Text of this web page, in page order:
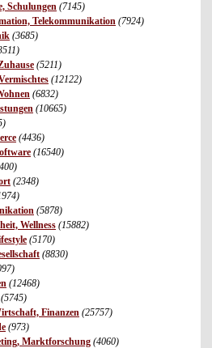
Schulungen (7145)
Telekommunikation (7924)
(3685)
(5211)
(12122)
(6832)
(10665)
(4436)
(16540)
(2348)
(5878)
Wellness (15882)
(5170)
(8830)
(12468)
(5745)
Finanzen (25757)
(973)
Marktforschung (4060)